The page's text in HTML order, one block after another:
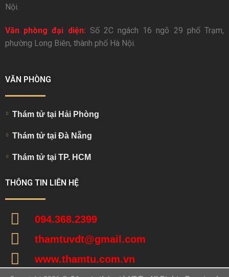
Nội.
Văn phòng đại diện: Số 2C ngách 16 ngõ 29 phố Trạm,
phường Long Biên, thành phố Hà Nội.
VĂN PHÒNG
Thám tử tại Hải Phòng
Thám tử tại Đà Nẵng
Thám tử tại TP. HCM
THÔNG TIN LIÊN HỆ
094.368.2399
thamtuvdt@gmail.com
www.thamtu.com.vn